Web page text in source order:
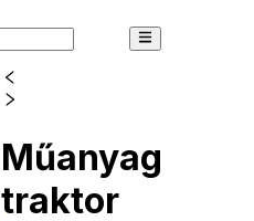
Műanyag
traktor